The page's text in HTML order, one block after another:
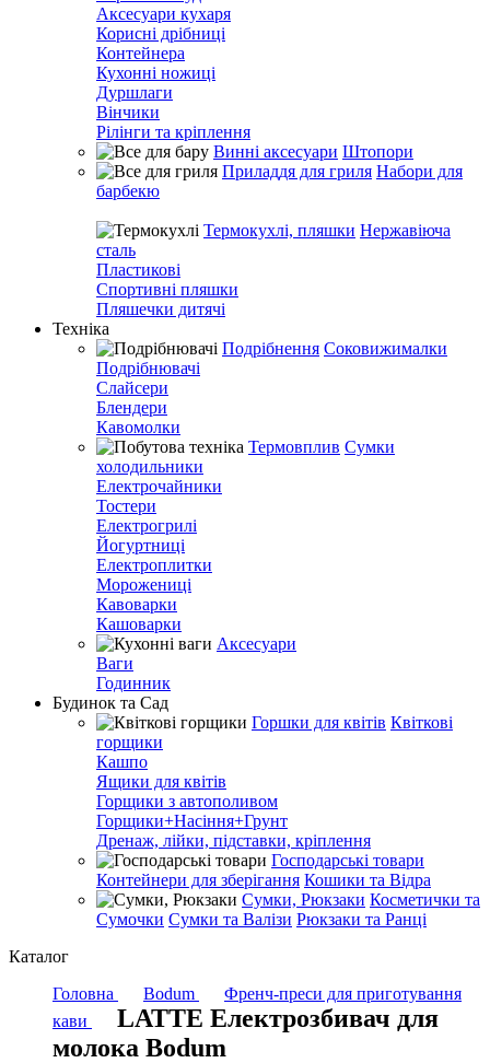
Аксесуари кухаря
Корисні дрібниці
Контейнера
Кухонні ножиці
Дуршлаги
Вінчики
Рілінги та кріплення
Винні аксесуари Штопори
Приладдя для гриля Набори для
барбекю
Термокухлі, пляшки Нержавіюча
сталь
Пластикові
Спортивні пляшки
Пляшечки дитячі
Техніка
Подрібнення Соковижималки
Подрібнювачі
Слайсери
Блендери
Кавомолки
Термовплив Сумки
холодильники
Електрочайники
Тостери
Електрогрилі
Йогуртниці
Електроплитки
Морожениці
Кавоварки
Кашоварки
Аксесуари
Ваги
Годинник
Будинок та Сад
Горшки для квітів Квіткові
горщики
Кашпо
Ящики для квітів
Горщики з автополивом
Горщики+Насіння+Грунт
Дренаж, лійки, підставки, кріплення
Господарські товари
Контейнери для зберігання Кошики та Відра
Сумки, Рюкзаки Косметички та
Сумочки Сумки та Валізи Рюкзаки та Ранці
Каталог
Головна
Bodum
Френч-преси для приготування
кави
LATTE Електрозбивач для
молока Bodum